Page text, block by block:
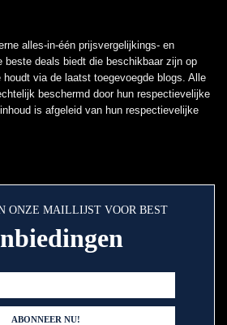
alles-in-één prijsvergelijkings- en
beste deals biedt die beschikbaar zijn op
via de laatst toegevoegde blogs. Alle
beschermd door hun respectievelijke
is afgeleid van hun respectievelijke
ONZE MAILLIJST VOOR BEST